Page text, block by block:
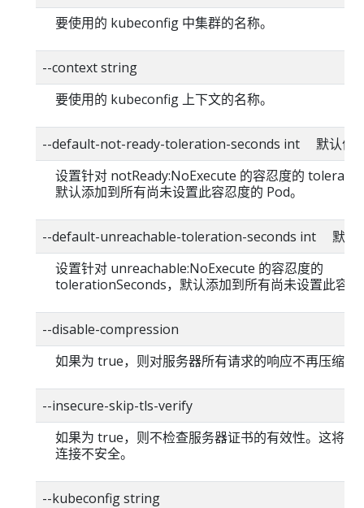
要使用的 kubeconfig 中集群的名称。
--context string
要使用的 kubeconfig 上下文的名称。
--default-not-ready-toleration-seconds int 默认值
设置针对 notReady:NoExecute 的容忍度的
默认添加到所有尚未设置此容忍度的 Pod。
--default-unreachable-toleration-seconds int 默认
设置针对 unreachable:NoExecute 的容忍度的
tolerationSeconds，默认添加到所有尚未设置此容
--disable-compression
如果为 true，则对服务器所有请求的响应不再压缩。
--insecure-skip-tls-verify
如果为 true，则不检查服务器证书的有效性。这将使
连接不安全。
--kubeconfig string